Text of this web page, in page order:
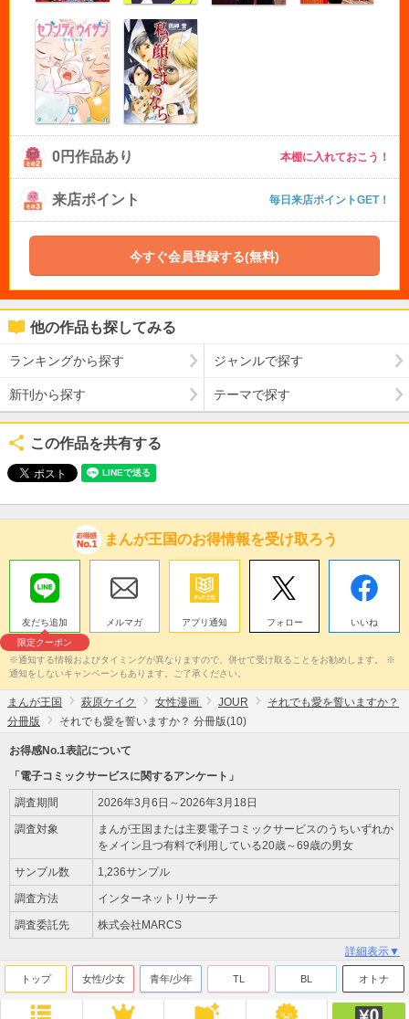
0円作品あり 本棚に入れておこう！
来店ポイント 毎日来店ポイントGET！
今すぐ会員登録する(無料)
他の作品も探してみる
ランキングから探す ジャンルで探す
新刊から探す テーマで探す
この作品を共有する
まんが王国のお得情報を受け取ろう
友だち追加
限定クーポン
メルマガ アプリ通知 フォロー いいね
※通知する情報およびタイミングが異なりますので、併せて受け取ることをお勧めします。 ※
通知をしないキャンペーンもあります。ご了承ください。
まんが王国 萩原ケイク 女性漫画 JOUR
それでも愛を誓いますか？
分冊版
それでも愛を誓いますか？ 分冊版(10)
お得感No.1表記について
「電子コミックサービスに関するアンケート」
調査期間 2026年3月6日～2026年3月18日
調査対象
まんが王国または主要電子コミックサービスのうちいずれか
をメイン且つ有料で利用している20歳～69歳の男女
サンプル数 1,236サンプル
調査方法 インターネットリサーチ
調査委託先 株式会社MARCS
詳細表示▼
トップ 女性/少女 青年/少年 TL BL オトナ